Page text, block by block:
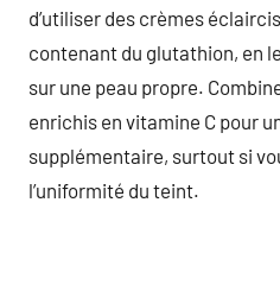
d’utiliser des crèmes
contenant du glutathion, en
sur une peau propre.
enrichis en vitamine C pour
supplémentaire, surtout si
l’uniformité du teint.